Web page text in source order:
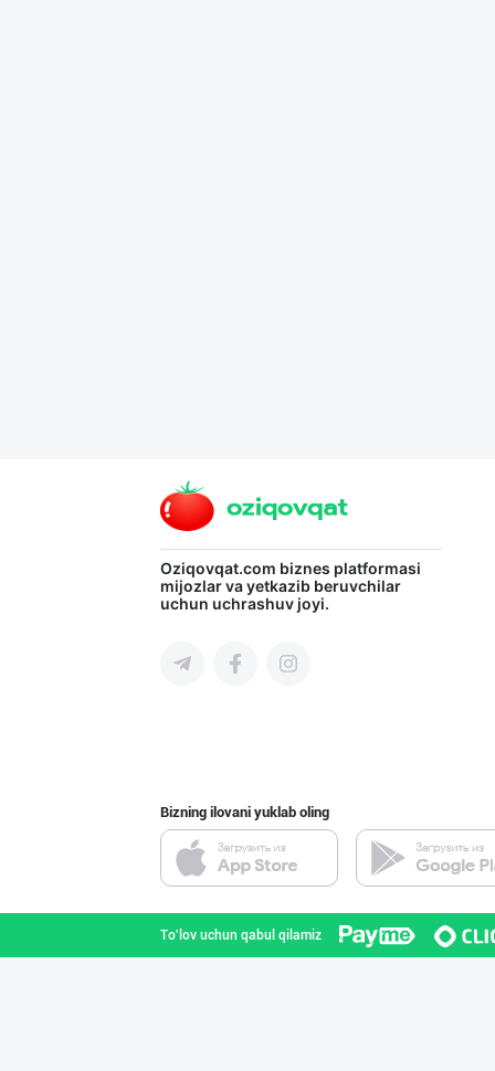
Oziqovqat.com biznes platformasi
mijozlar va yetkazib beruvchilar
uchun uchrashuv joyi.
Bizning ilovani yuklab oling
To'lov uchun qabul qilamiz